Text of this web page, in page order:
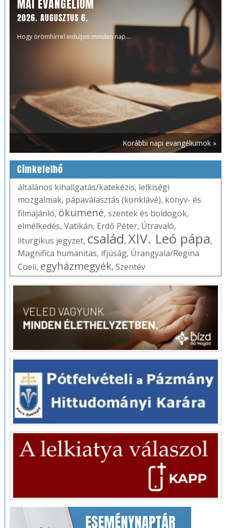
MAI EVANGÉLIUM
2026. AUGUSZTUS 6.
Hogy örömhírrel induljon minden nap...
Korábbi napi evangéliumok »
Címkefelhő
általános kihallgatás/katekézis, lelkiségi
mozgalmak, pápaválasztás (konklávé), könyv- és
filmajánló, ökumené, szentek és boldogok,
elmélkedés, Vatikán, Erdő Péter, Útravaló,
liturgikus jegyzet, család, XIV. Leó pápa,
Magnifica humanitas, ifjúság, Úrangyala/Regina
Coeli, egyházmegyék, Szentév